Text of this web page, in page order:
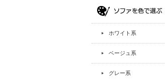
ホワイト系
ベージュ系
グレー系